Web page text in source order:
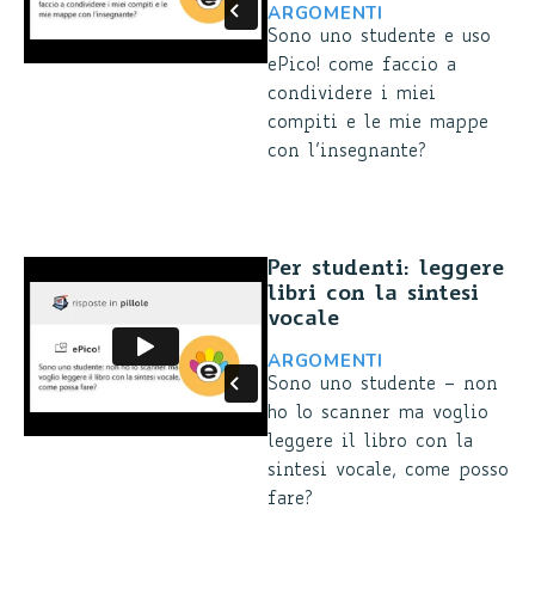
ARGOMENTI
Sono uno studente e uso
ePico! come faccio a
condividere i miei
compiti e le mie mappe
con l’insegnante?
Per studenti: leggere
libri con la sintesi
vocale
ARGOMENTI
Sono uno studente – non
ho lo scanner ma voglio
leggere il libro con la
sintesi vocale, come posso
fare?